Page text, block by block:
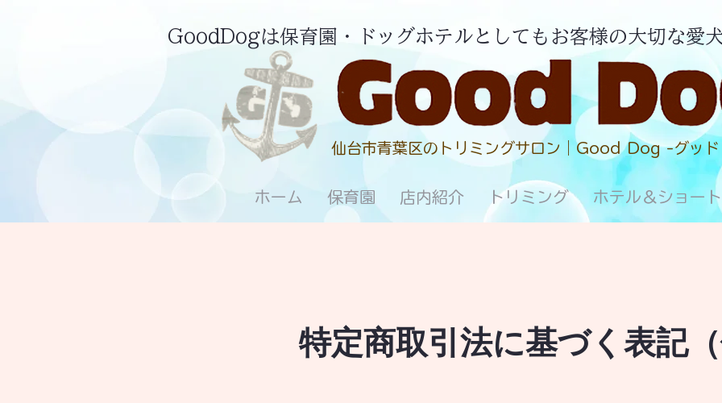
GoodDogは保育園・ドッグホテルとしてもお客様の大切な愛
仙台市青葉区のトリミングサロン｜Good Dog -グッ
ホーム 保育園 店内紹介 トリミング ホテル＆ショー
特定商取引法に基づく表記